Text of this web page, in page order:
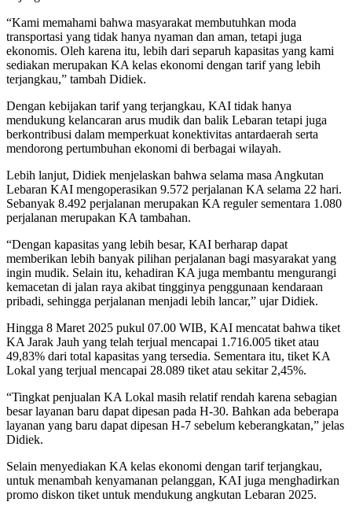
“Kami memahami bahwa masyarakat membutuhkan moda
transportasi yang tidak hanya nyaman dan aman, tetapi juga
ekonomis. Oleh karena itu, lebih dari separuh kapasitas yang kami
sediakan merupakan KA kelas ekonomi dengan tarif yang lebih
terjangkau,” tambah Didiek.
Dengan kebijakan tarif yang terjangkau, KAI tidak hanya
mendukung kelancaran arus mudik dan balik Lebaran tetapi juga
berkontribusi dalam memperkuat konektivitas antardaerah serta
mendorong pertumbuhan ekonomi di berbagai wilayah.
Lebih lanjut, Didiek menjelaskan bahwa selama masa Angkutan
Lebaran KAI mengoperasikan 9.572 perjalanan KA selama 22 hari.
Sebanyak 8.492 perjalanan merupakan KA reguler sementara 1.080
perjalanan merupakan KA tambahan.
“Dengan kapasitas yang lebih besar, KAI berharap dapat
memberikan lebih banyak pilihan perjalanan bagi masyarakat yang
ingin mudik. Selain itu, kehadiran KA juga membantu mengurangi
kemacetan di jalan raya akibat tingginya penggunaan kendaraan
pribadi, sehingga perjalanan menjadi lebih lancar,” ujar Didiek.
Hingga 8 Maret 2025 pukul 07.00 WIB, KAI mencatat bahwa tiket
KA Jarak Jauh yang telah terjual mencapai 1.716.005 tiket atau
49,83% dari total kapasitas yang tersedia. Sementara itu, tiket KA
Lokal yang terjual mencapai 28.089 tiket atau sekitar 2,45%.
“Tingkat penjualan KA Lokal masih relatif rendah karena sebagian
besar layanan baru dapat dipesan pada H-30. Bahkan ada beberapa
layanan yang baru dapat dipesan H-7 sebelum keberangkatan,” jelas
Didiek.
Selain menyediakan KA kelas ekonomi dengan tarif terjangkau,
untuk menambah kenyamanan pelanggan, KAI juga menghadirkan
promo diskon tiket untuk mendukung angkutan Lebaran 2025.